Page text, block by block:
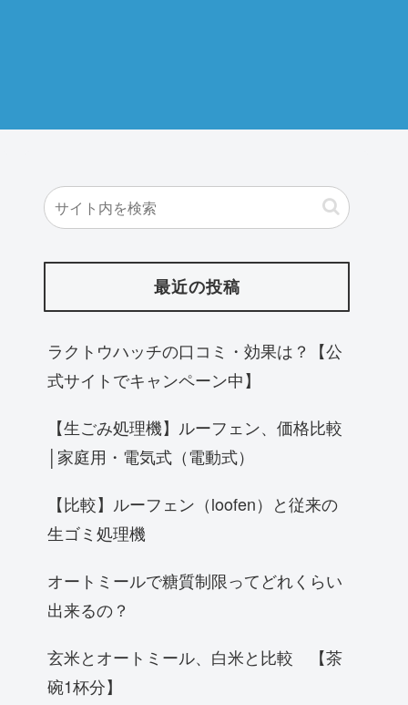
最近の投稿
ラクトウハッチの口コミ・効果は？【公
式サイトでキャンペーン中】
【生ごみ処理機】ルーフェン、価格比較
│家庭用・電気式（電動式）
【比較】ルーフェン（loofen）と従来の
生ゴミ処理機
オートミールで糖質制限ってどれくらい
出来るの？
玄米とオートミール、白米と比較 【茶
碗1杯分】